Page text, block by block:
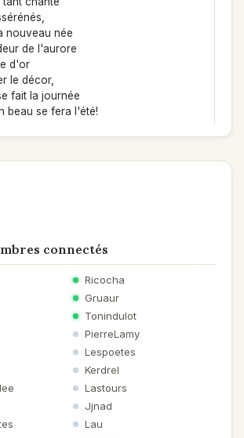
nouveau née
de l'aurore
d'or
le décor,
fait la journée
beau se fera l'été!
connectés
Ricocha
Gruaur
Tonindulot
PierreLamy
Lespoetes
Kerdrel
Lastours
Jjnad
Lau